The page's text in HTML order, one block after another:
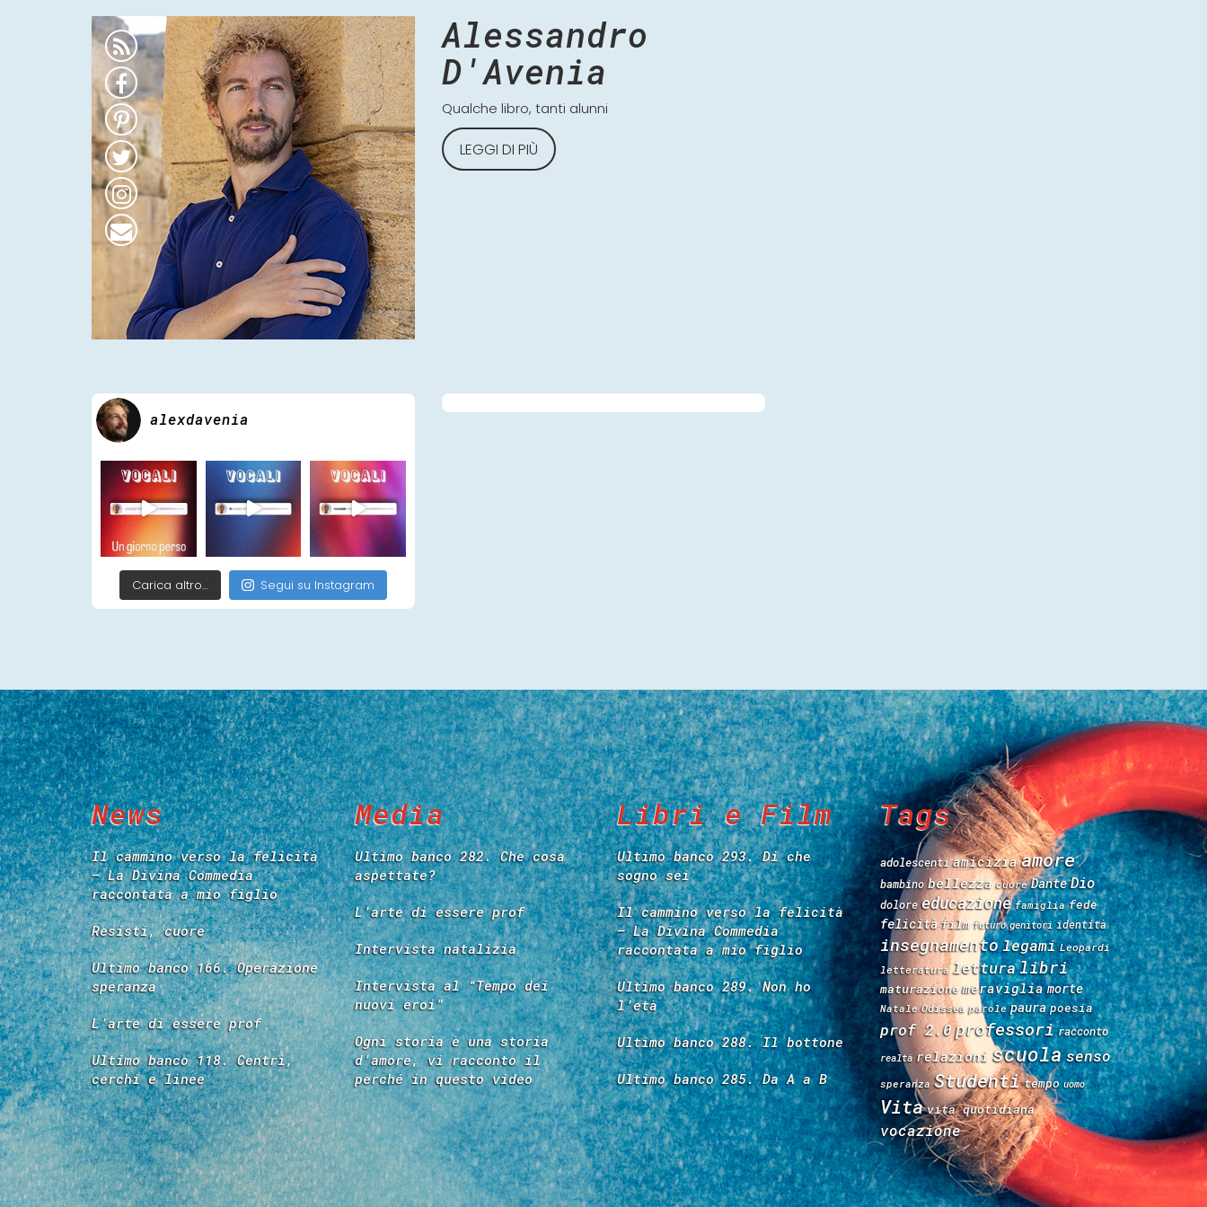
Alessandro
D'Avenia
Qualche libro, tanti alunni
LEGGI DI PIÙ
alexdavenia
Carica altro… Segui su Instagram
News
Il cammino verso la felicità
– La Divina Commedia
raccontata a mio figlio
Resisti, cuore
Ultimo banco 166. Operazione
speranza
L’arte di essere prof
Ultimo banco 118. Centri,
cerchi e linee
Media
Ultimo banco 282. Che cosa
aspettate?
L’arte di essere prof
Intervista natalizia
Intervista al “Tempo dei
nuovi eroi”
Ogni storia è una storia
d’amore, vi racconto il
perché in questo video
Libri e Film
Ultimo banco 293. Di che
sogno sei
Il cammino verso la felicità
– La Divina Commedia
raccontata a mio figlio
Ultimo banco 289. Non ho
l’età
Ultimo banco 288. Il bottone
Ultimo banco 285. Da A a B
Tags
adolescenti amicizia amore
bambino bellezza cuore Dante Dio
dolore educazione famiglia fede
felicità film futuro genitori identità
insegnamentolegami Leopardi
letteratura letturalibri
maturazione meraviglia morte
Natale Odissea parole paura poesia
prof 2.0professori racconto
realtà relazioni scuola senso
speranza Studenti tempo uomo
Vita vita quotidiana
vocazione